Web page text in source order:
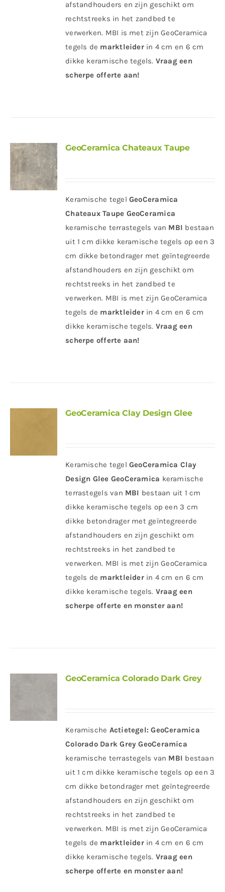
afstandhouders en zijn geschikt om
rechtstreeks in het zandbed te
verwerken. MBI is met zijn GeoCeramica
tegels de marktleiderin 4 cm en 6 cm
dikke keramische tegels. Vraag een
scherpe offerte aan!
GeoCeramica Chateaux Taupe
Keramische tegel GeoCeramica
Chateaux Taupe GeoCeramica
keramische terrastegels van MBI bestaan
uit 1 cm dikke keramische tegels op een 3
cm dikke betondrager met geïntegreerde
afstandhouders en zijn geschikt om
rechtstreeks in het zandbed te
verwerken. MBI is met zijn GeoCeramica
tegels de marktleiderin 4 cm en 6 cm
dikke keramische tegels. Vraag een
scherpe offerte aan!
GeoCeramica Clay Design Glee
Keramische tegel GeoCeramica Clay
Design Glee GeoCeramica keramische
terrastegels van MBI bestaan uit 1 cm
dikke keramische tegels op een 3 cm
dikke betondrager met geïntegreerde
afstandhouders en zijn geschikt om
rechtstreeks in het zandbed te
verwerken. MBI is met zijn GeoCeramica
tegels de marktleiderin 4 cm en 6 cm
dikke keramische tegels. Vraag een
scherpe offerte en monster aan!
GeoCeramica Colorado Dark Grey
Keramische Actietegel: GeoCeramica
Colorado Dark Grey GeoCeramica
keramische terrastegels van MBI bestaan
uit 1 cm dikke keramische tegels op een 3
cm dikke betondrager met geïntegreerde
afstandhouders en zijn geschikt om
rechtstreeks in het zandbed te
verwerken. MBI is met zijn GeoCeramica
tegels de marktleiderin 4 cm en 6 cm
dikke keramische tegels. Vraag een
scherpe offerte en monster aan!